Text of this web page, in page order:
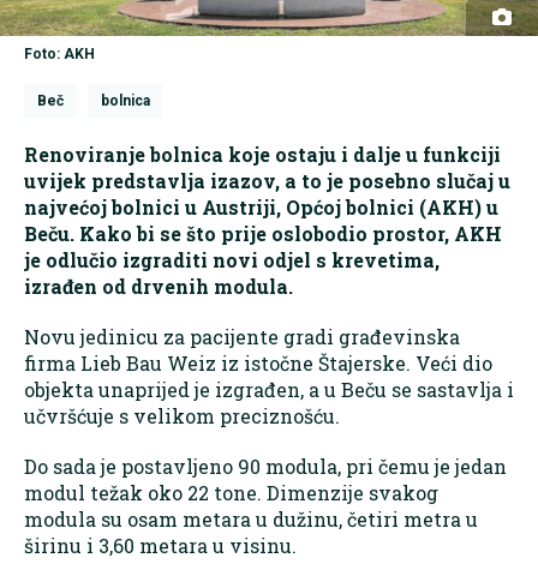
Foto: AKH
Beč bolnica
Renoviranje bolnica koje ostaju i dalje u funkciji
uvijek predstavlja izazov, a to je posebno slučaj u
najvećoj bolnici u Austriji, Općoj bolnici (AKH) u
Beču. Kako bi se što prije oslobodio prostor, AKH
je odlučio izgraditi novi odjel s krevetima,
izrađen od drvenih modula.
Novu jedinicu za pacijente gradi građevinska
firma Lieb Bau Weiz iz istočne Štajerske. Veći dio
objekta unaprijed je izgrađen, a u Beču se sastavlja i
učvršćuje s velikom preciznošću.
Do sada je postavljeno 90 modula, pri čemu je jedan
modul težak oko 22 tone. Dimenzije svakog
modula su osam metara u dužinu, četiri metra u
širinu i 3,60 metara u visinu.